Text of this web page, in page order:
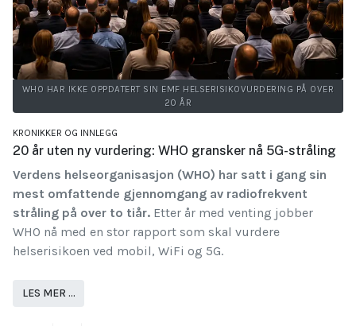
WHO HAR IKKE OPPDATERT SIN EMF HELSERISIKOVURDERING PÅ OVER
20 ÅR
KRONIKKER OG INNLEGG
20 år uten ny vurdering: WHO gransker nå 5G-stråling
Verdens helseorganisasjon (WHO) har satt i gang sin
mest omfattende gjennomgang av radiofrekvent
stråling på over to tiår. Etter år med venting jobber
WHO nå med en stor rapport som skal vurdere
helserisikoen ved mobil, WiFi og 5G.
LES MER …